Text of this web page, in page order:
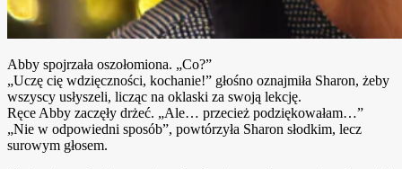
Abby spojrzała oszołomiona. „Co?”
„Uczę cię wdzięczności, kochanie!” głośno oznajmiła Sharon, żeby
wszyscy usłyszeli, licząc na oklaski za swoją lekcję.
Ręce Abby zaczęły drżeć. „Ale… przecież podziękowałam…”
„Nie w odpowiedni sposób”, powtórzyła Sharon słodkim, lecz
surowym głosem.